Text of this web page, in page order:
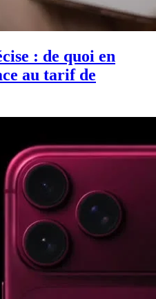
: de quoi en
au tarif de